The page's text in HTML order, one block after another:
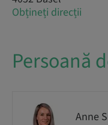
Obțineți direcții
Persoană
Anne